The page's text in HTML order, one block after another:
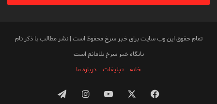
وارد
تمام حقوق این وب سایت برای خبر سرخ محفوظ است | نشر مطالب با ذکر نام
پایگاه خبر سرخ بلامانع است
خانه
تبلیغات درباره ما
فیس یوتیوباینستاگرامتلگرام